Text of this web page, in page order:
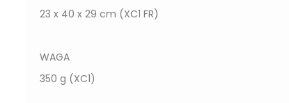
23 x 40 x 29 cm (XC1 FR)
WAGA
350 g (XC1)